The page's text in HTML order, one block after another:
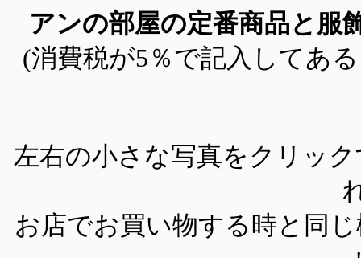
アンの部屋の定番商品と服
(消費税が5％で記入してあ
左右の小さな写真をクリッ
お店でお買い物する時と同